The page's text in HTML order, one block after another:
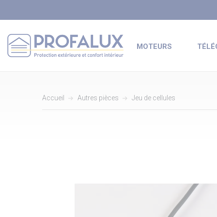
MOTEURS
Accueil Autres pièces Jeu de cellules